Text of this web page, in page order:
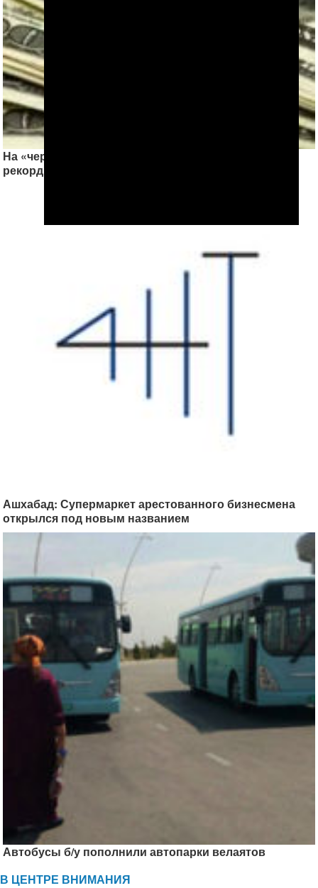
На «черном рынке» Ашхабада доллар бьёт новые
рекорды
Ашхабад: Супермаркет арестованного бизнесмена
открылся под новым названием
Автобусы б/у пополнили автопарки велаятов
В ЦЕНТРЕ ВНИМАНИЯ